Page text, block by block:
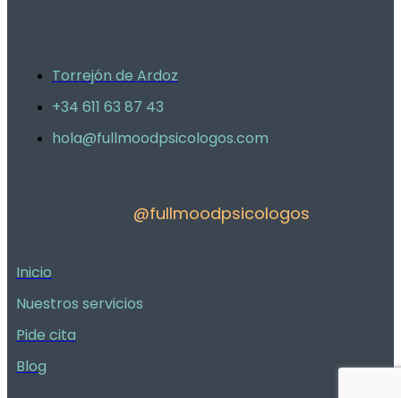
Torrejón de Ardoz
+34 611 63 87 43
hola@fullmoodpsicologos.com
@fullmoodpsicologos
Inicio
Nuestros servicios
Pide cita
Blog